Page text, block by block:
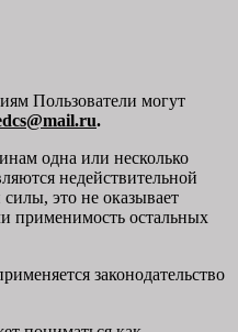
Пользователи могут
.
одна или несколько
недействительной
это не оказывает
применимость остальных
законодательство